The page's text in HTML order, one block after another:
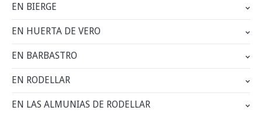
EN BIERGE
EN HUERTA DE VERO
EN BARBASTRO
EN RODELLAR
EN LAS ALMUNIAS DE RODELLAR